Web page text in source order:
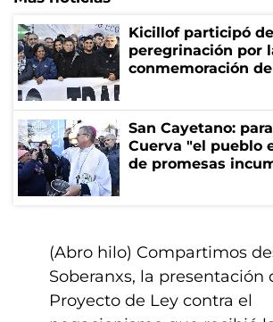
Kicillof participó
peregrinación por
conmemoración
San Cayetano:
Cuerva "el pueblo
de promesas
(Abro hilo) Compartimos
Soberanxs, la presentación
Proyecto de Ley contra el